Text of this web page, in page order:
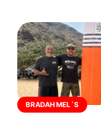
BRADAH MEL´S